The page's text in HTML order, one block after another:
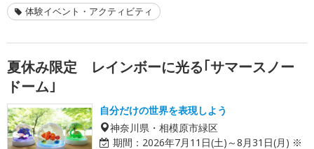
体験イベント・アクティビティ
夏休み限定 レインボーに光る｢サマースノー
ドーム｣
自分だけの世界を表現しよう
神奈川県・相模原市緑区
期間： 2026年7月11日(土)～8月31日(月) ※